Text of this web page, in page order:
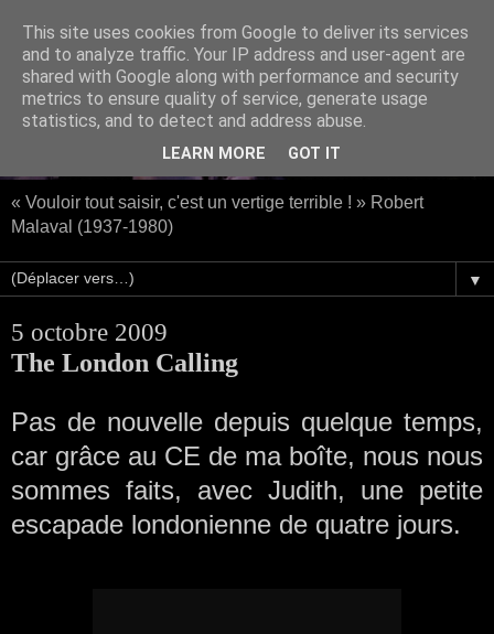
« Vouloir tout saisir, c'est un vertige terrible ! » Robert
Malaval (1937-1980)
▼
5 octobre 2009
The London Calling
Pas de nouvelle depuis quelque temps,
car grâce au CE de ma boîte, nous nous
sommes faits, avec Judith, une petite
escapade londonienne de quatre jours.
This site uses cookies from Google to deliver its services
and to analyze traffic. Your IP address and user-agent are
shared with Google along with performance and security
metrics to ensure quality of service, generate usage
statistics, and to detect and address abuse.
LEARN MORE GOT IT